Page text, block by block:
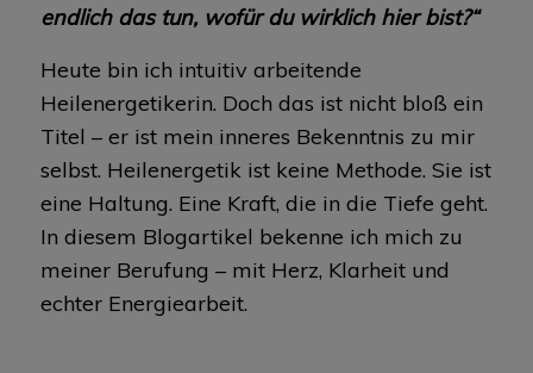
endlich das tun, wofür du wirklich hier bist?“
Heute bin ich intuitiv arbeitende
Heilenergetikerin. Doch das ist nicht bloß ein
Titel – er ist mein inneres Bekenntnis zu mir
selbst. Heilenergetik ist keine Methode. Sie ist
eine Haltung. Eine Kraft, die in die Tiefe geht.
In diesem Blogartikel bekenne ich mich zu
meiner Berufung – mit Herz, Klarheit und
echter Energiearbeit.